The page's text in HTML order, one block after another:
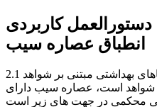
کاربردی
انطباق عصاره سیب
بهداشتی مبتنی بر شواهد
شواهد است، عصاره سیب دارای